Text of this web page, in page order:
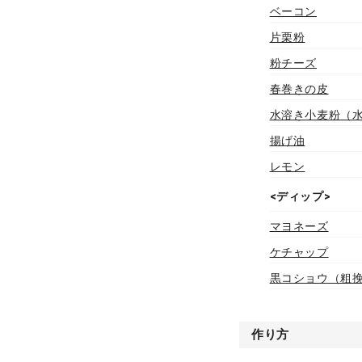
ベーコン
片栗粉
粉チーズ
春巻きの皮
水溶き小麦粉（
揚げ油
レモン
<ディップ>
マヨネーズ
ケチャップ
黒コショウ（粗挽
作り方